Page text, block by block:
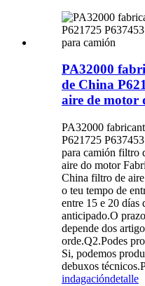
PA32000
de China
aire de motor
PA32000
P621725
para camión filtro
aire do motor
China filtro de
o teu tempo de
entre 15 e 20 días
anticipado.O
depende dos
orde.Q2.Podes
Si, podemos
debuxos
indagacióndetalle